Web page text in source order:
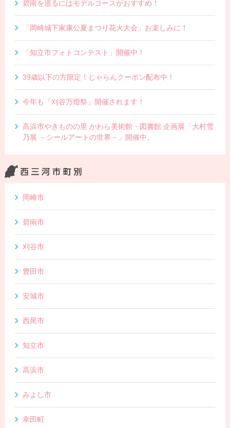
碧南を巡るにはモデルコースがおすすめ！
「岡崎城下家康公夏まつり花火大会」お楽しみに！
「知立市フォトコンテスト」開催中！
39歳以下の方限定！じゃらんクーポン配布中！
今年も「刈谷万燈祭」開催されます！
高浜市やきものの里 かわら美術館・図書館 企画展「大村雪
乃展 －シールアートの世界－」開催中。
岡崎市
碧南市
刈谷市
豊田市
安城市
西尾市
知立市
高浜市
みよし市
幸田町